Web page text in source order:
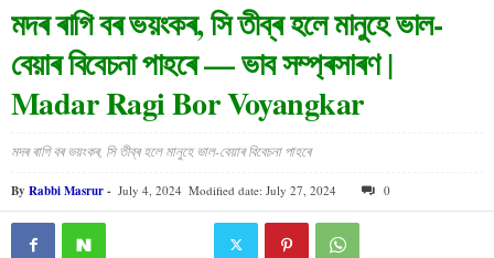
মদৰ ৰাগি বৰ ভয়ংকৰ, সি তীব্ৰ হলে মানুহে ভাল-
বেয়াৰ বিবেচনা পাহৰে — ভাব সম্প্ৰসাৰণ |
Madar Ragi Bor Voyangkar
মদৰ ৰাগি বৰ ভয়ংকৰ, সি তীব্ৰ হলে মানুহে ভাল-বেয়াৰ বিবেচনা পাহৰে
By Rabbi Masrur- July 4, 2024 Modified date: July 27, 2024 0